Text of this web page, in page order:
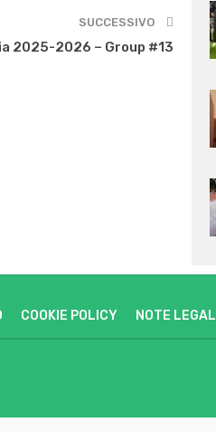
SUCCESSIVO
2025-2026 – Group #13
COOKIE POLICY NOTE LEGALI